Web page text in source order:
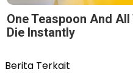
One Teaspoon And
Die Instantly
Berita Terkait